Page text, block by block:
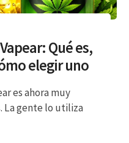
Qué es,
elegir uno
es ahora muy
La gente lo utiliza